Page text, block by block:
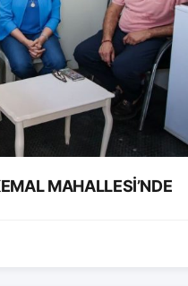
MAHALLESİ’NDE